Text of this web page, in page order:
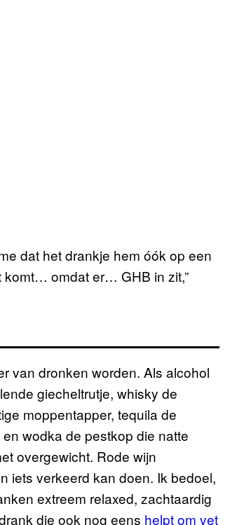
dat het drankje hem óók op een
komt… omdat er… GHB in zit,”
van dronken worden. Als alcohol
giecheltrutje, whisky de
moppentapper, tequila de
wodka de pestkop die natte
overgewicht. Rode wijn
iets verkeerd kan doen. Ik bedoel,
extreem relaxed, zachtaardig
die ook nog eens helpt om vet